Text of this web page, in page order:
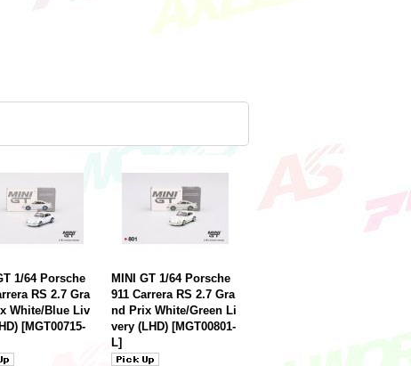
1/64 Porsche
RS 2.7 Gra
White/Blue Liv
[MGT00715-
MINI GT 1/64 Porsche
911 Carrera RS 2.7 Gra
nd Prix White/Green Li
very (LHD) [MGT00801-
L]